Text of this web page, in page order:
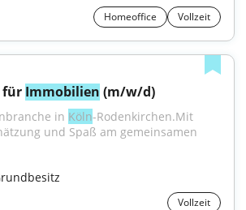
Homeoffice Vollzeit
für Immobilien (m/w/d)
in Köln-Rodenkirchen.Mit
und Spaß am gemeinsamen
Vollzeit